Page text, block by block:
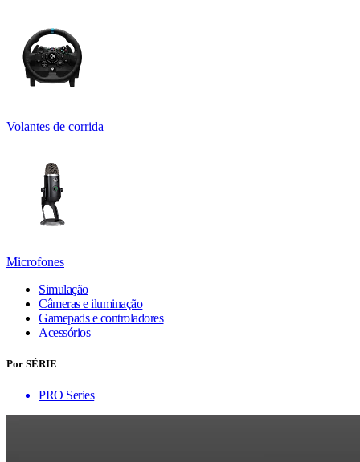
Volantes de corrida
Microfones
Simulação
Câmeras e iluminação
Gamepads e controladores
Acessórios
Por SÉRIE
PRO Series